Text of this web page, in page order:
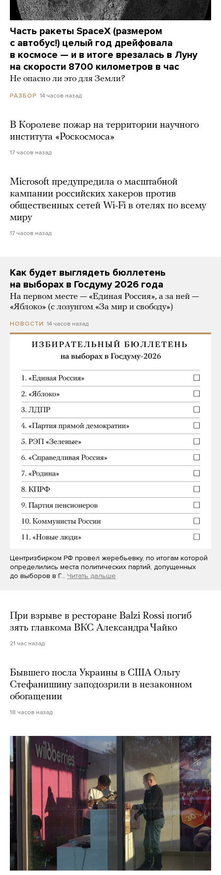
Часть ракеты SpaceX (размером
с автобус!) целый год дрейфовала
в космосе — и в итоге врезалась в Луну
на скорости 8700 километров в час
Не опасно ли это для Земли?
РАЗБОР 14 часов назад
В Королеве пожар на территории научного
института «Роскосмоса»
17 часов назад
Microsoft предупредила о масштабной
кампании российских хакеров против
общественных сетей Wi-Fi в отелях по всему
миру
17 часов назад
Как будет выглядеть бюллетень
на выборах в Госдуму 2026 года
На первом месте — «Единая Россия», а за ней —
«Яблоко» (с лозунгом «За мир и свободу»)
НОВОСТИ 14 часов назад
Центризбирком РФ провел жеребьевку, по итогам которой
определились места политических партий, допущенных
до выборов в Г… Читать дальше
При взрыве в ресторане Balzi Rossi погиб
зять главкома ВКС Александра Чайко
21 час назад
Бывшего посла Украины в США Ольгу
Стефанишину заподозрили в незаконном
обогащении
18 часов назад